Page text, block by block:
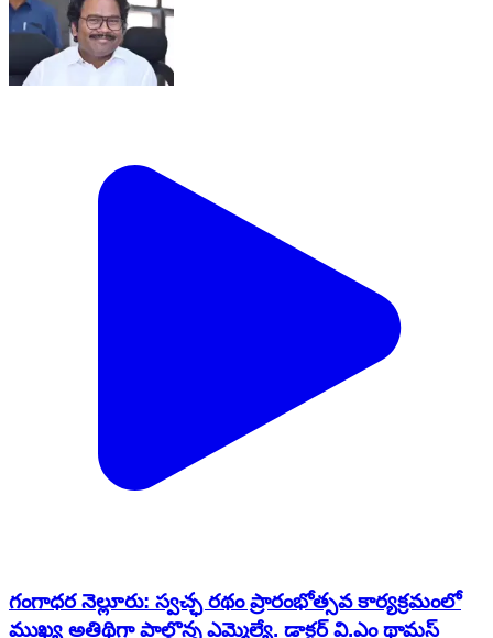
గంగాధర నెల్లూరు: స్వచ్ఛ రథం ప్రారంభోత్సవ కార్యక్రమంలో
ముఖ్య అతిథిగా పాల్గొన్న ఎమ్మెల్యే. డాక్టర్ వి.ఎం థామస్